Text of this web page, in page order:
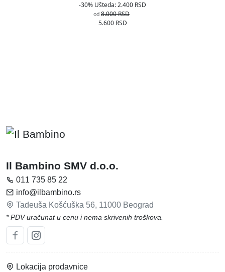
-30% Ušteda: 2.400 RSD
od 8.000 RSD
5.600 RSD
Il Bambino SMV d.o.o.
011 735 85 22
info@ilbambino.rs
Tadeuša Košćuška 56, 11000 Beograd
* PDV uračunat u cenu i nema skrivenih troškova.
Lokacija prodavnice